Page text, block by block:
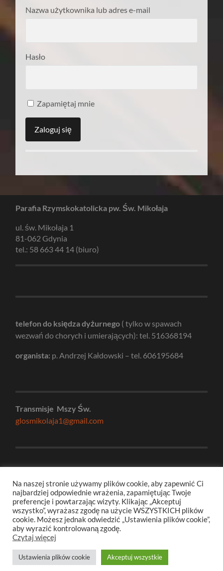
Nazwa użytkownika lub adres e-mail
Hasło
Zapamiętaj mnie
Parafia Rzymskokatolicka pw. Św. Mikołaja
ul. św. Mikołaja 1
81-062 Gdynia
tel.: 58 663 44 14 (biuro)
telefon do księdza dyżurnego ( tylko w spawach
wezwań do chorych i umierających): tel. 516368194
organista: p. Andrzej Kałdowski – tel. 606195684
Transmisje Mszy Św.
glosmikolaja1@gmail.com
numer konta parafialnego:
Bank Pekao
08 1240 5354 1111 0010 9124 3039
© 2026PARAFIA RZYMSKOKATOLICKA PW. ŚW.
MIKOŁAJA —W GÓRĘ ↑
Na naszej stronie używamy plików cookie, aby zapewnić Ci
najbardziej odpowiednie wrażenia, zapamiętując Twoje
preferencje i powtarzając wizyty. Klikając „Akceptuj
wszystko”, wyrażasz zgodę na użycie WSZYSTKICH plików
cookie. Możesz jednak odwiedzić „Ustawienia plików cookie”,
aby wyrazić kontrolowaną zgodę.
Czytaj więcej
Ustawienia plików cookie Akceptuj wszystkie